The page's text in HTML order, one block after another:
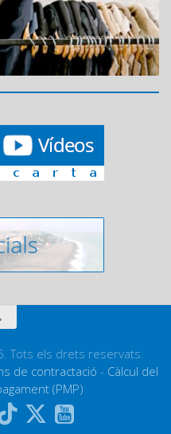
Tots els drets reservats.
de contractació - Càlcul del
(PMP)